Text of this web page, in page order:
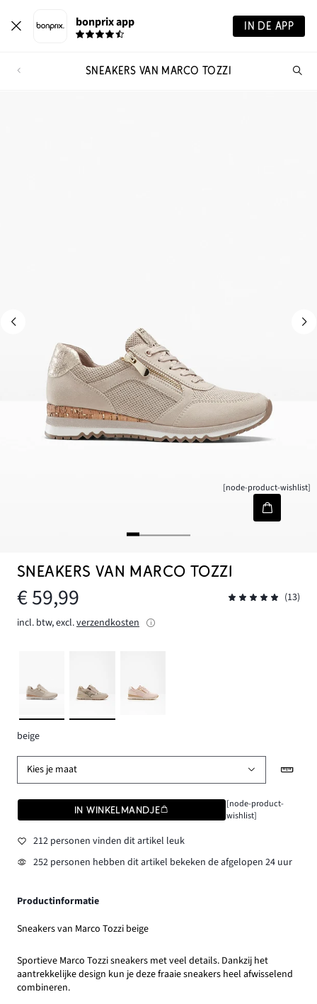
bonprix app IN DE APP
SNEAKERS VAN MARCO TOZZI
[node-product-wishlist]
SNEAKERS VAN MARCO TOZZI
€ 59,99
(13)
incl. btw, excl.verzendkosten
beige
Kies je maat
IN WINKELMANDJE
[node-product-
wishlist]
212 personen vinden dit artikel leuk
252 personen hebben dit artikel bekeken de afgelopen 24 uur
Productinformatie
Sneakers van Marco Tozzi beige
Sportieve Marco Tozzi sneakers met veel details. Dankzij het
aantrekkelijke design kun je deze fraaie sneakers heel afwisselend
combineren.